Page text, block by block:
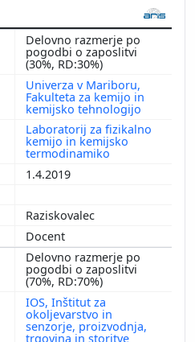
Delovno razmerje po
pogodbi o zaposlitvi
(30%, RD:30%)
Univerza v Mariboru,
Fakulteta za kemijo in
kemijsko tehnologijo
Laboratorij za fizikalno
kemijo in kemijsko
termodinamiko
1.4.2019
Raziskovalec
Docent
Delovno razmerje po
pogodbi o zaposlitvi
(70%, RD:70%)
IOS, Inštitut za
okoljevarstvo in
senzorje, proizvodnja,
trgovina in storitve